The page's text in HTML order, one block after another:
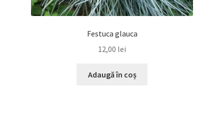
Festuca glauca
12,00 lei
Adaugă în coș